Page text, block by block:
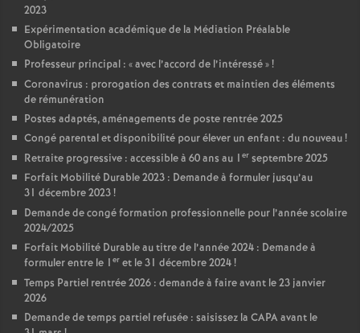
2023
Expérimentation académique de la Médiation Préalable
Obligatoire
Professeur principal : «avec l’accord de l’intéressé»!
Coronavirus : prorogation des contrats et maintien des éléments
de rémunération
Postes adaptés, aménagements de poste rentrée 2025
Congé parental et disponibilité pour élever un enfant : du nouveau!
Retraite progressive : accessible à 60 ans au 1 er septembre 2025
Forfait Mobilité Durable 2023 : Demande à formuler jusqu’au
31 décembre 2023!
Demande de congé formation professionnelle pour l’année scolaire
2024/2025
Forfait Mobilité Durable au titre de l’année 2024 : Demande à
formuler entre le 1 er et le 31 décembre 2024!
Temps Partiel rentrée 2026 : demande à faire avant le 23 janvier
2026
Demande de temps partiel refusée : saisissez la CAPA avant le